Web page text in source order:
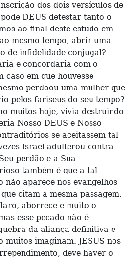
dos dois versículos de
DEUS detestar tanto o
ao final deste estudo em
mesmo tempo, abrir uma
de infidelidade conjugal?
e concordaria com o
caso em que houvesse
perdoou uma mulher que
pelos fariseus do seu tempo?
muitos hoje, vivia destruindo
Nosso DEUS e Nosso
se aceitassem tal
Israel adulterou contra
perdão e a Sua
também é que a tal
não aparece nos evangelhos
citam a mesma passagem.
aborrece e muito o
esse pecado não é
da aliança definitiva e
muitos imaginam. JESUS nos
deve haver o